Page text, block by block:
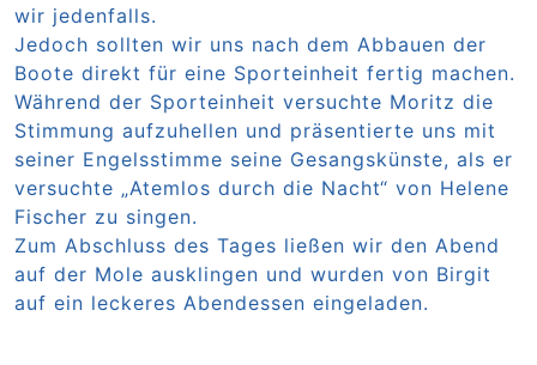
wir jedenfalls.
Jedoch sollten wir uns nach dem Abbauen der
Boote direkt für eine Sporteinheit fertig machen.
Während der Sporteinheit versuchte Moritz die
Stimmung aufzuhellen und präsentierte uns mit
seiner Engelsstimme seine Gesangskünste, als er
versuchte „Atemlos durch die Nacht“ von Helene
Fischer zu singen.
Zum Abschluss des Tages ließen wir den Abend
auf der Mole ausklingen und wurden von Birgit
auf ein leckeres Abendessen eingeladen.